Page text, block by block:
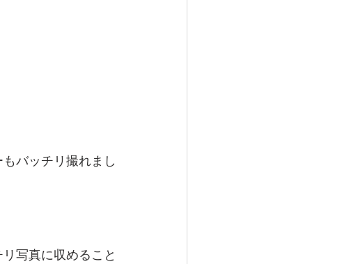
バッチリ撮れまし
写真に収めること